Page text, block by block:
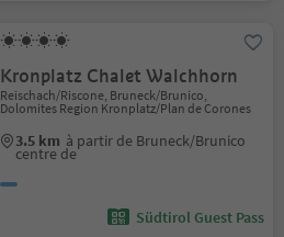
Kronplatz Chalet Walchhorn
Reischach/Riscone, Bruneck/Brunico,
Dolomites Region Kronplatz/Plan de Corones
3.5 km à partir de Bruneck/Brunico
centre de
Südtirol Guest Pass